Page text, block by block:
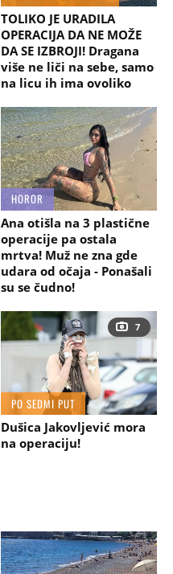
TOLIKO JE URADILA
OPERACIJA DA NE MOŽE
DA SE IZBROJI! Dragana
više ne liči na sebe, samo
na licu ih ima ovoliko
HOROR
Ana otišla na 3 plastične
operacije pa ostala
mrtva! Muž ne zna gde
udara od očaja - Ponašali
su se čudno!
7
PO SEDMI PUT
Dušica Jakovljević mora
na operaciju!